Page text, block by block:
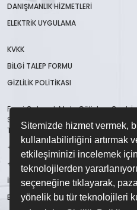
Sitemizde hizmet vermek,
kullanılabilirliğini artırmak
etkileşiminizi incelemek
teknolojilerden
seçeneğine tıklayarak,
yönelik bu tür teknolojileri
DANIŞMANLIK HIZMETLERI
ELEKTRIK UYGULAMA
KVKK
BİLGİ TALEP FORMU
GİZLİLİK POLİTİKASI
Fevzi Çakmak Mah. Gülistan Cad.
San. Sit. B Blok No:48/A Karatay /
TÜRKİYE
+90 332 503 09 09
+90 332 236 28 86
INFO@CME.COM.TR
EXPORT@CME.COM.TR